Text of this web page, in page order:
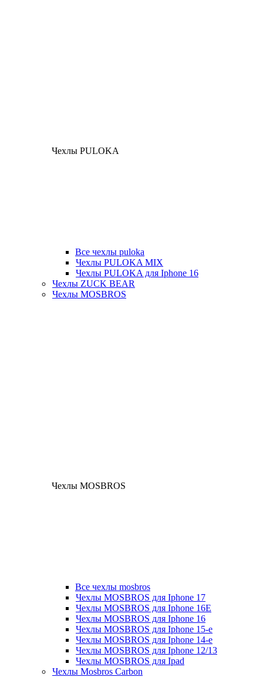
Чехлы PULOKA
Все чехлы puloka
Чехлы PULOKA MIX
Чехлы PULOKA для Iphone 16
Чехлы ZUCK BEAR
Чехлы MOSBROS
Чехлы MOSBROS
Все чехлы mosbros
Чехлы MOSBROS для Iphone 17
Чехлы MOSBROS для Iphone 16E
Чехлы MOSBROS для Iphone 16
Чехлы MOSBROS для Iphone 15-е
Чехлы MOSBROS для Iphone 14-е
Чехлы MOSBROS для Iphone 12/13
Чехлы MOSBROS для Ipad
Чехлы Mosbros Carbon